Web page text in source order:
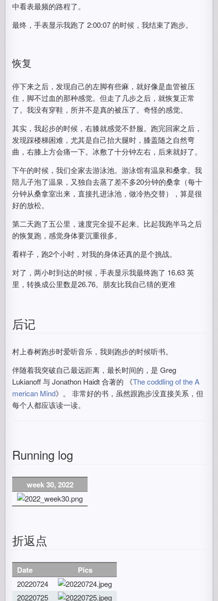
中看表最频的路程了。
最终，手表显示我跑了 2:00:07 的时候，我结束了跑步。
恢复
停下来之后，发现自己的左脚有些麻，就好像是血管被压
住，脚不过血的那种感觉。但走了几步之后，就恢复正常
了。我没有穿鞋，所并不是真的被压了。奇怪的感觉。
其实，我起步的时候，右膝就感觉不舒服。跑完回家之后，
发现踩楼梯困难，尤其是自己抬大腿时，膝盖随之自然弯
曲，右膝上方会痛一下。冰敷了十分钟左右，后来就好了。
下午的时候，我们全家去游泳池。游泳馆有温泉和桑拿。我
陪儿子泡了温泉，又独自去蒸了差不多20分钟的桑拿（每十
分钟从桑拿室出来，直接扎进泳池，做冷热交替），算是很
好的放松。
第二天跑了五公里，速度完全提不起来。比起我跑半马之后
的恢复跑，感觉身体要沉重很多。
看样子，跑2个小时，对我的身体还真的是个挑战。
对了，两小时到达的时候，手表显示我最终跑了 16.63 英
里，转换成公里数是26.76。朋友比我自己猜的更准
后记
村上春树跑步时爱听音乐，我则跑步的时候听书。
伴随着我突破自己最远距离，最长时间的，是 Greg
Lukianoff 与 Jonathon Haidt 合著的 《The coddling of the A
merican Mind》。 非常好的书，虽然跟跑步没直接关系，但
每个人都应该读一读。
Running log
week 30, 2022
折返点
Date Pics
20220724
20220725